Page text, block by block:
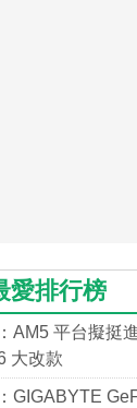
愛排行榜
AM5 平台擬挺
大改款
GIGABYTE